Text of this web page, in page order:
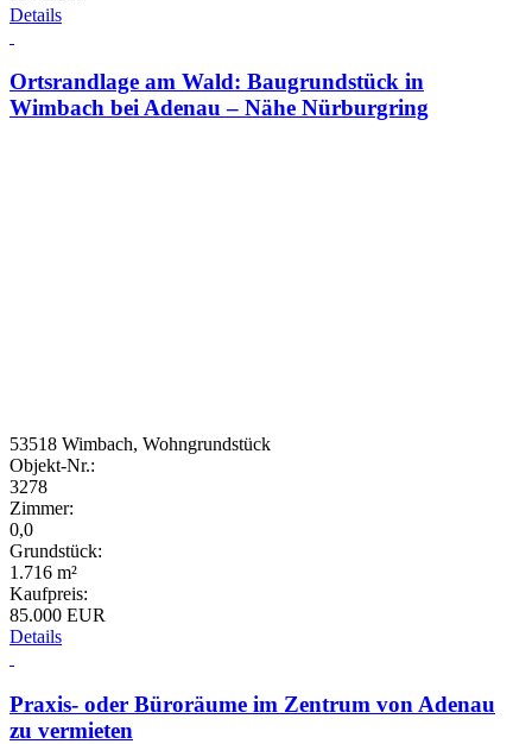
Details
Ortsrandlage am Wald: Baugrundstück in
Wimbach bei Adenau – Nähe Nürburgring
53518 Wimbach, Wohngrundstück
Objekt-Nr.:
3278
Zimmer:
0,0
Grundstück:
1.716 m²
Kaufpreis:
85.000 EUR
Details
Praxis- oder Büroräume im Zentrum von Adenau
zu vermieten